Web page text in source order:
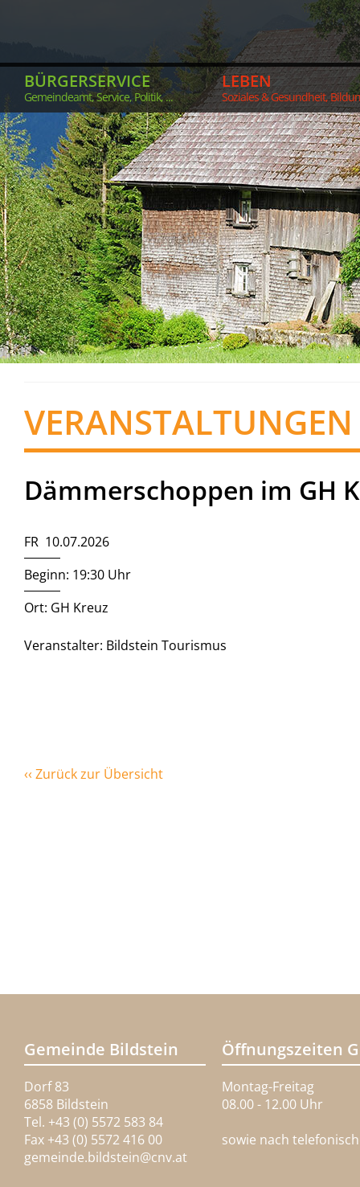
BÜRGERSERVICE
Gemeindeamt, Service, Politik, ...
LEBEN
Soziales & Gesundheit,
VERANSTALTUNGEN
Dämmerschoppen im GH
FR 10.07.2026
Beginn: 19:30 Uhr
Ort: GH Kreuz
Veranstalter: Bildstein Tourismus
‹‹ Zurück zur Übersicht
Gemeinde Bildstein
Dorf 83
6858 Bildstein
Tel. +43 (0) 5572 583 84
Fax +43 (0) 5572 416 00
gemeinde.bildstein@cnv.at
Öffnungszeiten
Montag-Freitag
08.00 - 12.00 Uhr
sowie nach